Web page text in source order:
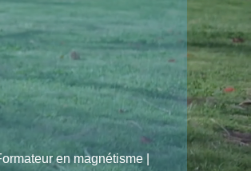
en magnétisme |